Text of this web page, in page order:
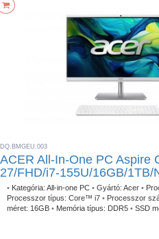
DQ.BMGEU.003
ACER All-In-One PC Aspire
27/FHD/i7-155U/16GB/1TB/
• Kategória: All-in-one PC • Gyártó: Acer •
Processzor típus: Core™ i7 • Processzor
méret: 16GB • Memória típus: DDR5 • SSD